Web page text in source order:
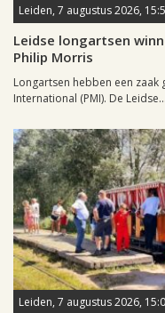
Leiden, 7 augustus 2026,
Leidse longartsen
Philip Morris
Longartsen hebben een
International (PMI). De Leidse...
Leiden, 7 augustus 2026,